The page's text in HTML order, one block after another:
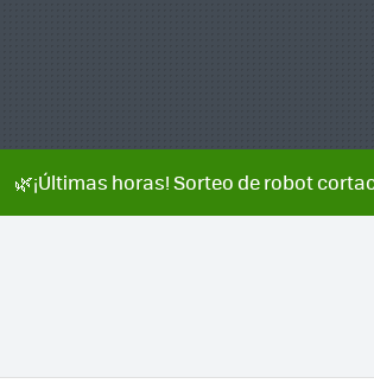
🌿¡Últimas horas! Sorteo de robot